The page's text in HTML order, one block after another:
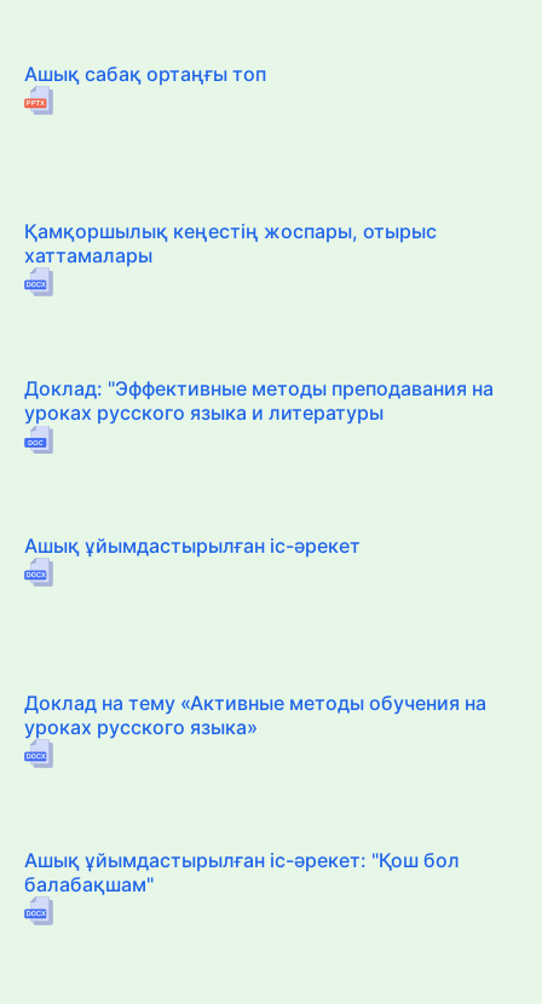
Ашық сабақ ортаңғы топ
Қамқоршылық кеңестің жоспары, отырыс
хаттамалары
Доклад: "Эффективные методы преподавания на
уроках русского языка и литературы
Ашық ұйымдастырылған іс-әрекет
Доклад на тему «Активные методы обучения на
уроках русского языка»
Ашық ұйымдастырылған іс-әрекет: "Қош бол
балабақшам"